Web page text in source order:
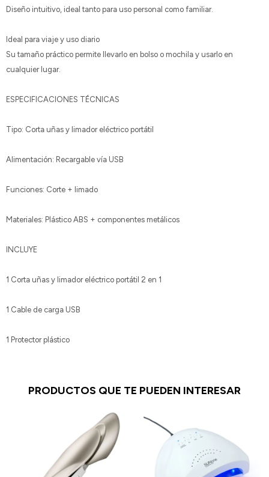
Diseño intuitivo, ideal tanto para uso personal como familiar.
Ideal para viaje y uso diario
Su tamaño práctico permite llevarlo en bolso o mochila y usarlo en
cualquier lugar.
ESPECIFICACIONES TÉCNICAS
Tipo: Corta uñas y limador eléctrico portátil
Alimentación: Recargable vía USB
Funciones: Corte + limado
Materiales: Plástico ABS + componentes metálicos
INCLUYE
1 Corta uñas y limador eléctrico portátil 2 en 1
1 Cable de carga USB
1 Protector plástico
PRODUCTOS QUE TE PUEDEN INTERESAR